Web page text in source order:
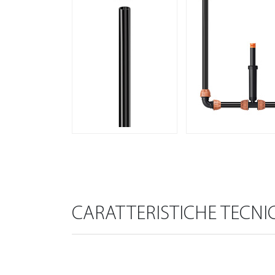
CARATTERISTICHE